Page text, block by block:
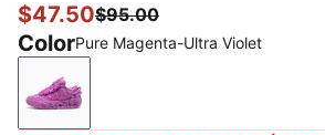
$47.50$95.00
ColorPure Magenta-Ultra Violet
Pure Magenta-Ultra Violet